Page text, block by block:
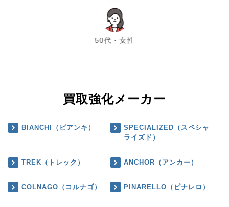
50代・女性
chevron_left chevron_right
買取強化メーカー
BIANCHI（ビアンキ）
SPECIALIZED（スペシャ
ライズド）
TREK（トレック） ANCHOR（アンカー）
COLNAGO（コルナゴ） PINARELLO（ピナレロ）